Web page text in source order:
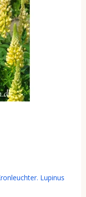
Lupinus